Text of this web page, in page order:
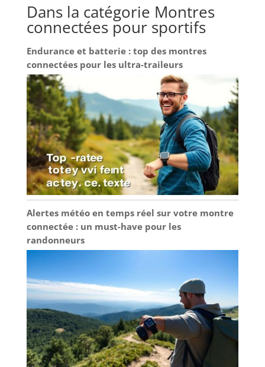
Dans la catégorie Montres
connectées pour sportifs
Endurance et batterie : top des montres
connectées pour les ultra-traileurs
Alertes météo en temps réel sur votre montre
connectée : un must-have pour les
randonneurs